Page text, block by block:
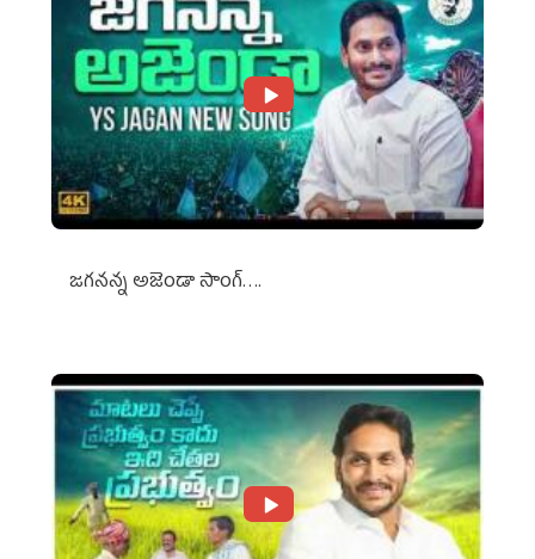
జగనన్న అజెండా సాంగ్….